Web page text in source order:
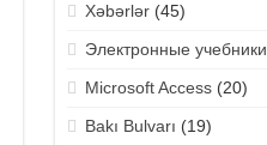
Xəbərlər(45)
Электронные учебники
Microsoft Access(20)
Bakı Bulvarı (19)